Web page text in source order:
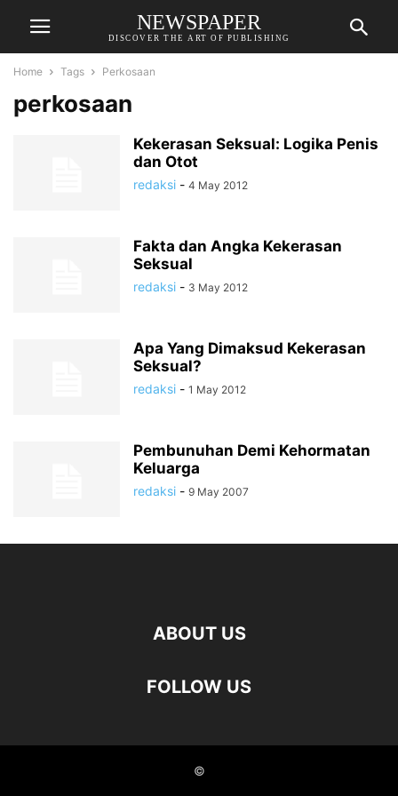
NEWSPAPER
DISCOVER THE ART OF PUBLISHING
Home Tags Perkosaan
perkosaan
Kekerasan Seksual: Logika Penis
dan Otot
redaksi - 4 May 2012
Fakta dan Angka Kekerasan
Seksual
redaksi - 3 May 2012
Apa Yang Dimaksud Kekerasan
Seksual?
redaksi - 1 May 2012
Pembunuhan Demi Kehormatan
Keluarga
redaksi - 9 May 2007
ABOUT US
FOLLOW US
©